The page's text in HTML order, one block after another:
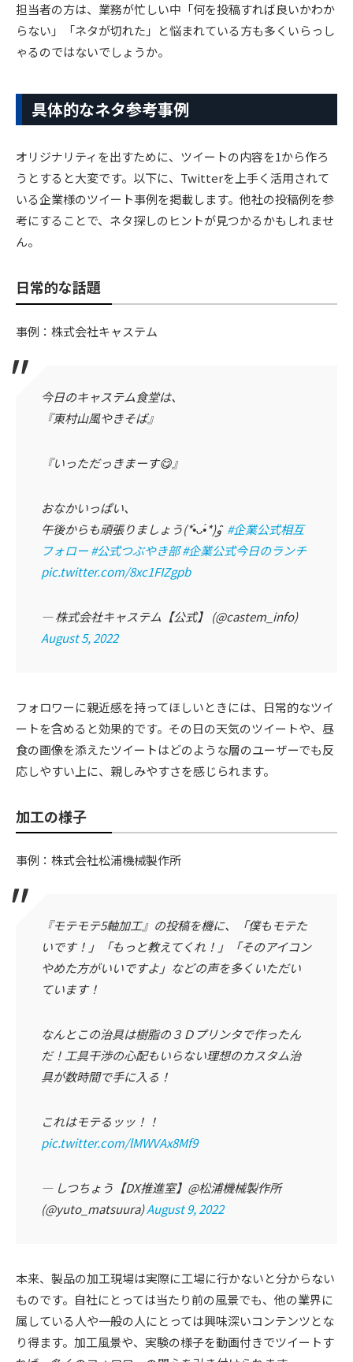
担当者の方は、業務が忙しい中「何を投稿すれば良いかわか
らない」「ネタが切れた」と悩まれている方も多くいらっし
ゃるのではないでしょうか。
具体的なネタ参考事例
オリジナリティを出すために、ツイートの内容を1から作ろ
うとすると大変です。以下に、Twitterを上手く活用されて
いる企業様のツイート事例を掲載します。他社の投稿例を参
考にすることで、ネタ探しのヒントが見つかるかもしれませ
ん。
日常的な話題
事例：株式会社キャステム
今日のキャステム食堂は、
『東村山風やきそば』
『いっただっきまーす😋』
おなかいっぱい、
午後からも頑張りましょう(*•̀ᴗ•́*)و ̑̑ #企業公式相互
フォロー#公式つぶやき部#企業公式今日のランチ
pic.twitter.com/8xc1FIZgpb
— 株式会社キャステム【公式】 (@castem_info)
August 5, 2022
フォロワーに親近感を持ってほしいときには、日常的なツイ
ートを含めると効果的です。その日の天気のツイートや、昼
食の画像を添えたツイートはどのような層のユーザーでも反
応しやすい上に、親しみやすさを感じられます。
加工の様子
事例：株式会社松浦機械製作所
『モテモテ5軸加工』の投稿を機に、「僕もモテた
いです！」「もっと教えてくれ！」「そのアイコン
やめた方がいいですよ」などの声を多くいただい
ています！
なんとこの治具は樹脂の３Ｄプリンタで作ったん
だ！工具干渉の心配もいらない理想のカスタム治
具が数時間で手に入る！
これはモテるッッ！！
pic.twitter.com/lMWVAx8Mf9
— しつちょう【DX推進室】@松浦機械製作所
(@yuto_matsuura)August 9, 2022
本来、製品の加工現場は実際に工場に行かないと分からない
ものです。自社にとっては当たり前の風景でも、他の業界に
属している人や一般の人にとっては興味深いコンテンツとな
り得ます。加工風景や、実験の様子を動画付きでツイートす